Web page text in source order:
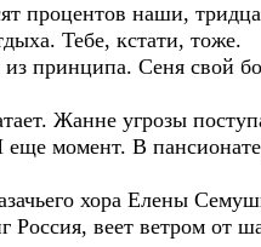
процентов наши,
Тебе, кстати, тоже.
принципа. Сеня свой
Жанне угрозы
еще момент. В
хора Елены
Россия, веет ветром от